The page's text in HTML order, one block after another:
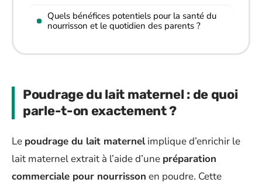
Quels bénéfices potentiels pour la santé du
nourrisson et le quotidien des parents ?
Poudrage du lait maternel : de quoi
parle-t-on exactement ?
Le poudrage du lait maternelimplique d’enrichir le
lait maternel extrait à l’aide d’une préparation
commerciale pour nourrisson en poudre. Cette